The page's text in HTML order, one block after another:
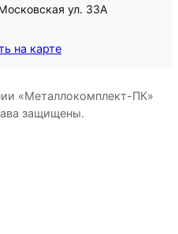
ул. 33А
на карте
«Металлокомплект-ПК»
защищены.